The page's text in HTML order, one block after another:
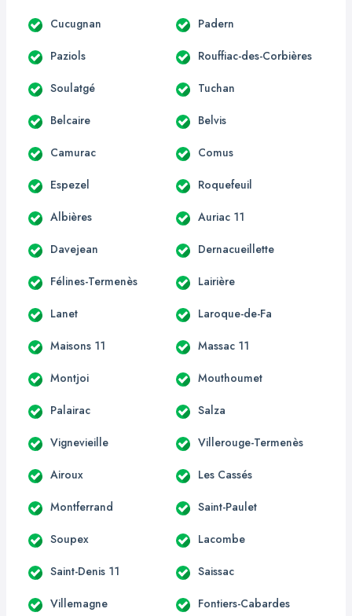
Cucugnan Padern
Paziols Rouffiac-des-Corbières
Soulatgé Tuchan
Belcaire Belvis
Camurac Comus
Espezel Roquefeuil
Albières Auriac 11
Davejean Dernacueillette
Félines-Termenès Lairière
Lanet Laroque-de-Fa
Maisons 11 Massac 11
Montjoi Mouthoumet
Palairac Salza
Vignevieille Villerouge-Termenès
Airoux Les Cassés
Montferrand Saint-Paulet
Soupex Lacombe
Saint-Denis 11 Saissac
Villemagne Fontiers-Cabardes